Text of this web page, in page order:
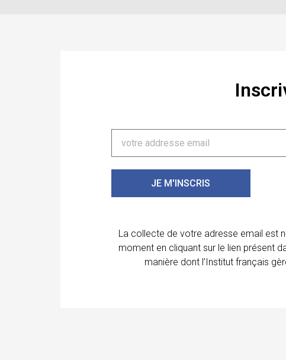
JE M'INSCRIS
La collecte de votre adresse email est
moment en cliquant sur le lien présent
manière dont l’Institut français